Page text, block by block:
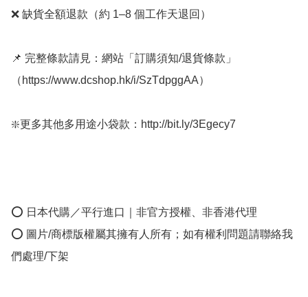
❌ 缺貨全額退款（約 1–8 個工作天退回）
📌 完整條款請見：網站「訂購須知/退貨條款」
（https://www.dcshop.hk/i/SzTdpggAA）
❇️更多其他多用途小袋款：http://bit.ly/3Egecy7
⭕ 日本代購／平行進口｜非官方授權、非香港代理
⭕ 圖片/商標版權屬其擁有人所有；如有權利問題請聯絡我
們處理/下架